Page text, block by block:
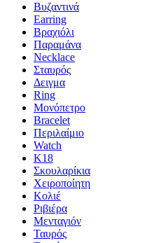
Βυζαντινά
Earring
Βραχιόλι
Παραμάνα
Necklace
Σταυρός
Δειγμα
Ring
Μονόπετρο
Bracelet
Περιλαίμιο
Watch
K18
Σκουλαρίκια
Χειροποίητη
Κολιέ
Ριβιέρα
Μενταγιόν
Ταυρός